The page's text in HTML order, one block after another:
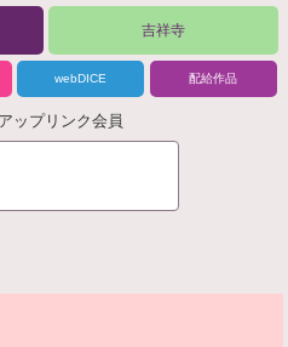
吉祥寺
webDICE 配給作品
アップリンク会員